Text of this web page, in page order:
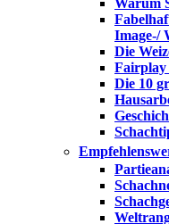
Warum
Image-/
Die
Fairplay
Die 10